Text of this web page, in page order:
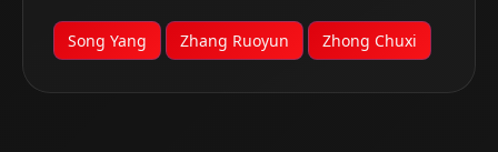
Song Yang Zhang Ruoyun Zhong Chuxi